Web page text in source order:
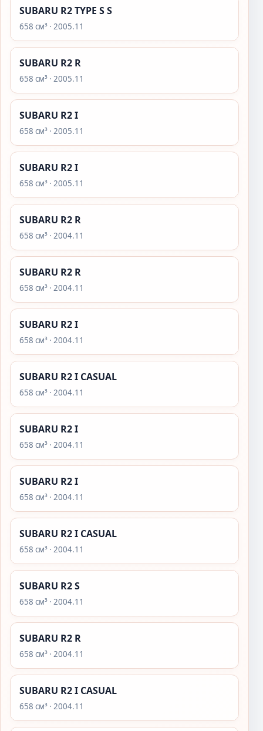
SUBARU R2 TYPE S S
658 см³ · 2005.11
SUBARU R2 R
658 см³ · 2005.11
SUBARU R2 I
658 см³ · 2005.11
SUBARU R2 I
658 см³ · 2005.11
SUBARU R2 R
658 см³ · 2004.11
SUBARU R2 R
658 см³ · 2004.11
SUBARU R2 I
658 см³ · 2004.11
SUBARU R2 I CASUAL
658 см³ · 2004.11
SUBARU R2 I
658 см³ · 2004.11
SUBARU R2 I
658 см³ · 2004.11
SUBARU R2 I CASUAL
658 см³ · 2004.11
SUBARU R2 S
658 см³ · 2004.11
SUBARU R2 R
658 см³ · 2004.11
SUBARU R2 I CASUAL
658 см³ · 2004.11